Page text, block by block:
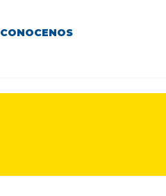
CONOCENOS